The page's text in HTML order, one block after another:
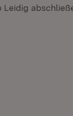
Leidig